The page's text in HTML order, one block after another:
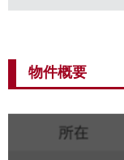
物件概要